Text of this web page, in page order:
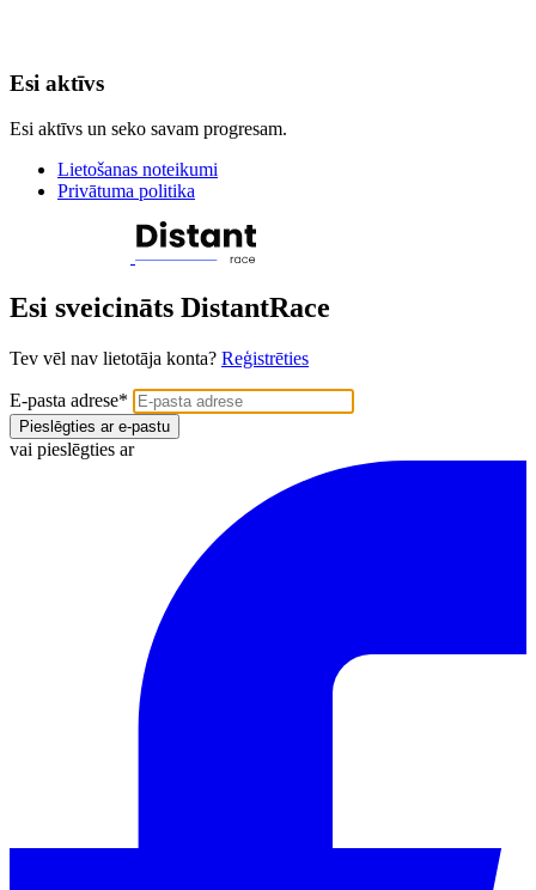
Esi aktīvs
Esi aktīvs un seko savam progresam.
Lietošanas noteikumi
Privātuma politika
Esi sveicināts DistantRace
Tev vēl nav lietotāja konta? Reģistrēties
E-pasta adrese*
Pieslēgties ar e-pastu
vai pieslēgties ar